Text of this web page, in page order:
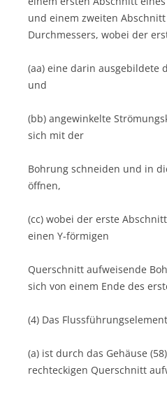
und einem zweiten
Durchmessers, wobei der
(aa) eine darin ausgebildete
und
(bb) angewinkelte
sich mit der
Bohrung schneiden und in
öffnen,
(cc) wobei der erste
einen Y-förmigen
Querschnitt aufweisende
sich von einem Ende des
(4) Das Flussführungselement
(a) ist durch das Gehäuse
rechteckigen Querschnitt